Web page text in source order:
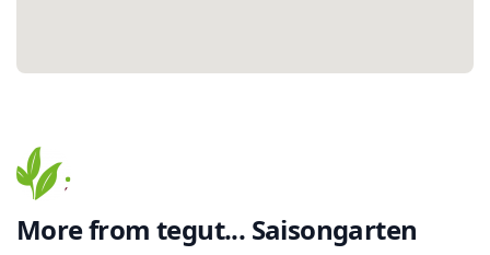
More from tegut... Saisongarten